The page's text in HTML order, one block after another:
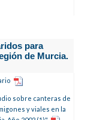
para
de Murcia.
sobre canteras de
y viales en la